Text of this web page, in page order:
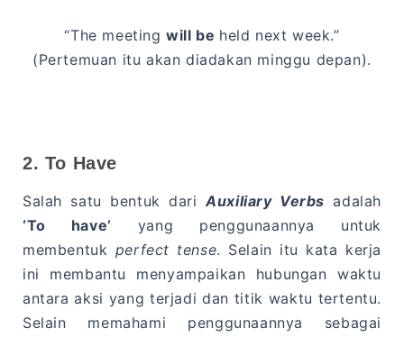
“The meetingwill be held next week.”
(Pertemuan itu akan diadakan minggu depan).
2. To Have
Salah satu bentuk dariAuxiliary Verbs adalah
‘To have’ yang penggunaannya untuk
membentuk perfect tense. Selain itu kata kerja
ini membantu menyampaikan hubungan waktu
antara aksi yang terjadi dan titik waktu tertentu.
Selain memahami penggunaannya sebagai